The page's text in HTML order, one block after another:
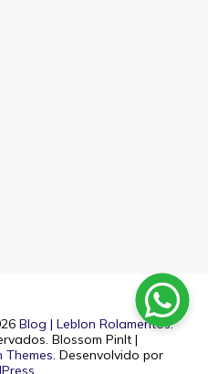
Blog | Leblon Rolamentos.
Blossom PinIt |
Themes . Desenvolvido por